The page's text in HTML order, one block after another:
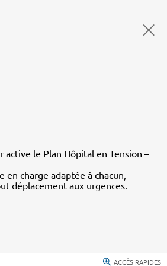
active le Plan Hôpital en Tension –
en charge adaptée à chacun,
déplacement aux urgences.
ACCÈS RAPIDES